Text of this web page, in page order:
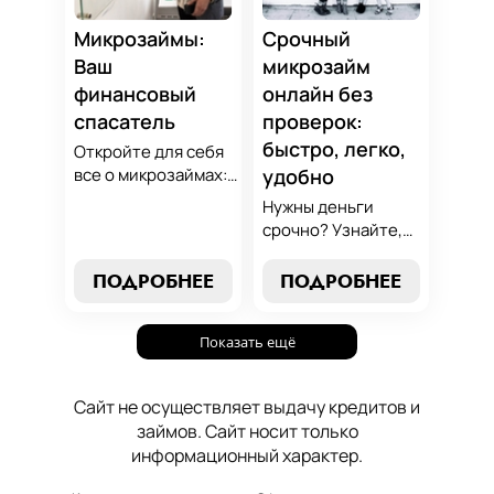
осознанный выбор,
который
поддержит вашу
финансовую
стабильность.
Микрозаймы:
Ваш
финансовый
спасатель
Откройте для себя
все о микрозаймах:
погашения. Наше
вашим надежным
помощником в мире
ПОДРОБНЕЕ
Срочный
микрозайм
онлайн без
проверок:
быстро, легко,
удобно
Нужны деньги
срочно? Узнайте,
срочный
без проверок и
длительного
проблем здесь и
сейчас.
ПОДРОБНЕЕ
Показать ещё
Сайт не осуществляет выдачу кредитов и
займов. Сайт носит только
информационный характер.